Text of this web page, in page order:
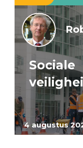
4 augustus
Sociale